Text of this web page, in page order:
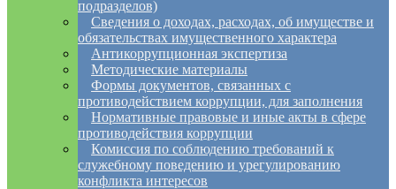
подразделов)
Сведения о доходах, расходах, об имуществе и
обязательствах имущественного характера
Антикоррупционная экспертиза
Методические материалы
Формы документов, связанных с
противодействием коррупции, для заполнения
Нормативные правовые и иные акты в сфере
противодействия коррупции
Комиссия по соблюдению требований к
служебному поведению и урегулированию
конфликта интересов